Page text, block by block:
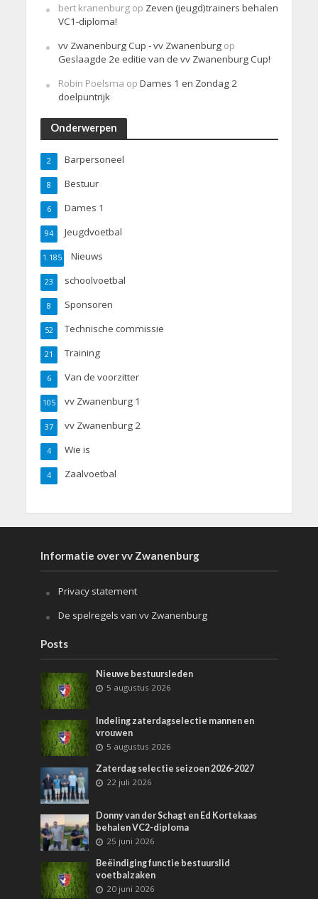
bert kranenburgop Zeven (jeugd)trainers behalen
VC1-diploma!
vv Zwanenburg Cup - vv Zwanenburgop
Geslaagde 2e editie van de vv Zwanenburg Cup!
Robin Poelsma op Dames 1 en Zondag 2
doelpuntrijk
Onderwerpen
Barpersoneel
2
Bestuur
8
Dames 1
6
Jeugdvoetbal
94
Nieuws
1.185
schoolvoetbal
23
Sponsoren
8
Technische commissie
52
Training
21
Van de voorzitter
6
vv Zwanenburg 1
105
vv Zwanenburg 2
37
Wie is
4
Zaalvoetbal
4
Informatie over vv Zwanenburg
Privacy statement
De spelregels van vv Zwanenburg
Posts
Nieuwe bestuursleden
5 augustus 2026
Indeling zaterdagselectie mannen en
vrouwen
5 augustus 2026
Zaterdag selectie seizoen 2026-2027
22 juli 2026
Donny van der Schagt en Ed Kortekaas
behalen VC2-diploma
25 juni 2026
Beëindiging functie bestuurslid
voetbalzaken
20 juni 2026